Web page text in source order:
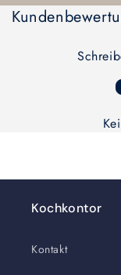
Title
Kochkontor
Kontakt